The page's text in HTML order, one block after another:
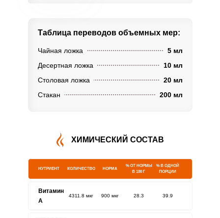
Таблица переводов объемных мер:
Чайная ложка
5 мл
Десертная ложка
10 мл
Столовая ложка
20 мл
Стакан
200 мл
ХИМИЧЕСКИЙ СОСТАВ
НУТРИЕНТ КОЛИЧЕСТВО НОРМА
% ОТ НОРМЫ
В 100 Г
% В ОДНОЙ
ПОРЦИИ
Витамин
A
4311.8 мкг 900 мкг 28.3 39.9